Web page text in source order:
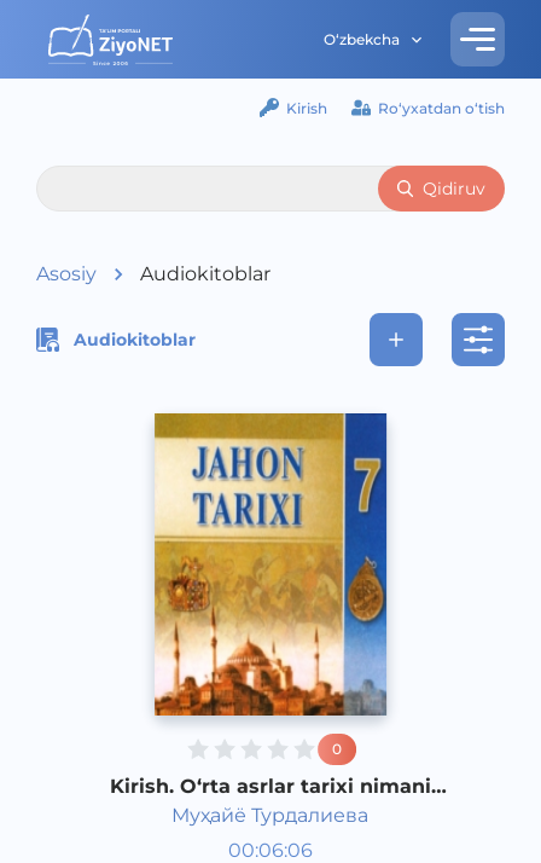
O‘zbekcha
Kirish Ro‘yxatdan o‘tish
Qidiruv
Asosiy Audiokitoblar
Audiokitoblar
0
Kirish. O‘rta asrlar tarixi nimani
o‘rgatadi
Муҳайё Турдалиева
00:06:06
Jahon tarixi 7 sinf